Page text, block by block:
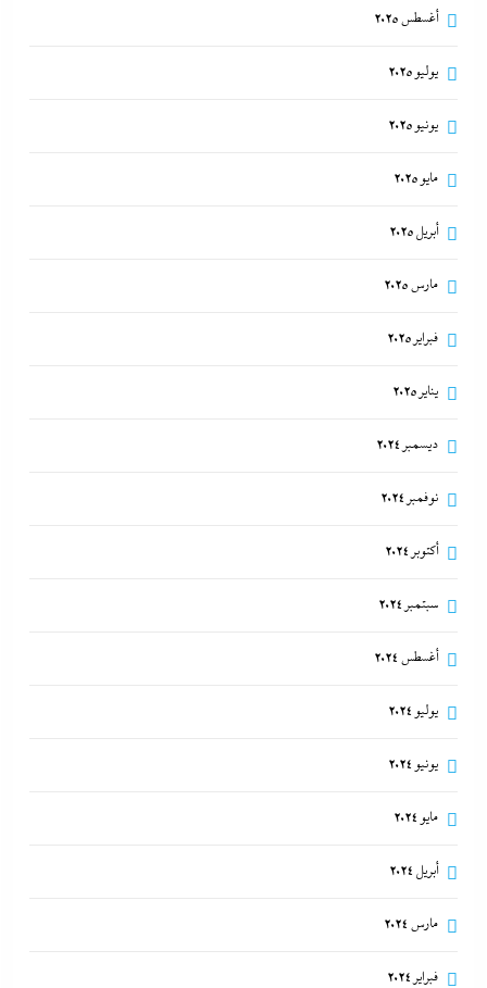
أغسطس 2025
يوليو 2025
يونيو 2025
مايو 2025
أبريل 2025
مارس 2025
فبراير 2025
يناير 2025
ديسمبر 2024
نوفمبر 2024
أكتوبر 2024
سبتمبر 2024
أغسطس 2024
يوليو 2024
يونيو 2024
مايو 2024
أبريل 2024
مارس 2024
فبراير 2024